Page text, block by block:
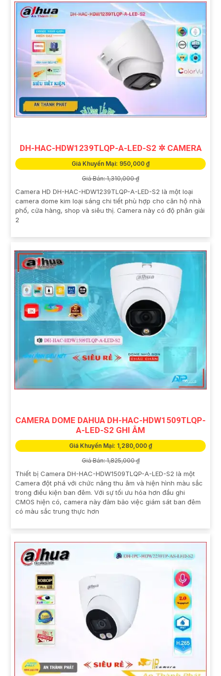
DH-HAC-HDW1239TLQP-A-LED-S2 ✲ CAMERA
Giá Khuyến Mại: 950,000 ₫
Giá Bán: 1,310,000 ₫
Camera HD DH-HAC-HDW1239TLQP-A-LED-S2 là một loại
camera dome kim loại sáng chi tiết phù hợp cho căn hộ nhà
phố, cửa hàng, shop và siêu thị. Camera này có độ phân giải
2
CAMERA DOME DAHUA DH-HAC-HDW1509TLQP-
A-LED-S2 GHI ÂM
Giá Khuyến Mại: 1,280,000 ₫
Giá Bán: 1,825,000 ₫
Thiết bị Camera DH-HAC-HDW1509TLQP-A-LED-S2 là một
Camera đột phá với chức năng thu âm và hiện hình màu sắc
trong điều kiện ban đêm. Với sự tối ưu hóa hơn đầu ghi
CMOS hiện có, camera này đảm bảo việc giám sát ban đêm
có màu sắc trung thực hơn